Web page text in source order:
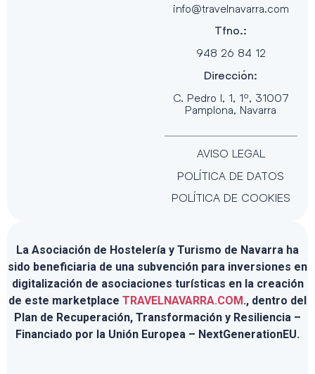
info@travelnavarra.com
Tfno.:
948 26 84 12
Dirección:
C. Pedro I, 1, 1º, 31007
Pamplona, Navarra
AVISO LEGAL
POLÍTICA DE DATOS
POLÍTICA DE COOKIES
La Asociación de Hostelería y Turismo de Navarra ha
sido beneficiaria de una subvención para inversiones en
digitalización de asociaciones turísticas en la creación
de este marketplace TRAVELNAVARRA.COM., dentro del
Plan de Recuperación, Transformación y Resiliencia –
Financiado por la Unión Europea – NextGenerationEU.